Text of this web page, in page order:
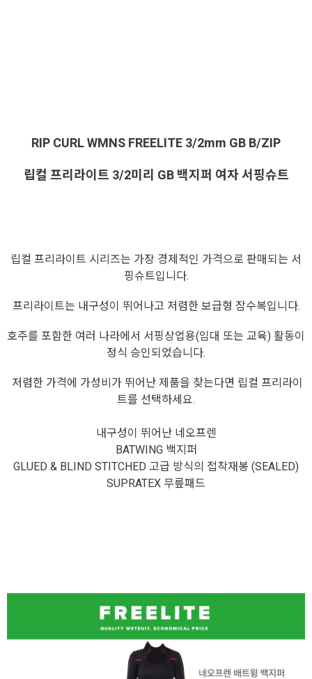
RIP CURL WMNS FREELITE 3/2mm GB B/ZIP
립컬 프리라이트 3/2미리 GB 백지퍼 여자 서핑슈트
립컬 프리라이트 시리즈는 가장 경제적인 가격으로 판매되는 서
핑슈트입니다.
프리라이트는 내구성이 뛰어나고 저렴한 보급형 잠수복입니다.
호주를 포함한 여러 나라에서 서핑상업용(임대 또는 교육) 활동이
정식 승인되었습니다.
저렴한 가격에 가성비가 뛰어난 제품을 찾는다면 립컬 프리라이
트를 선택하세요.
내구성이 뛰어난 네오프렌
BATWING 백지퍼
GLUED & BLIND STITCHED 고급 방식의 접착재봉 (SEALED)
SUPRATEX 무릎패드